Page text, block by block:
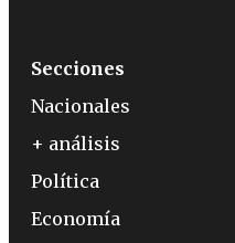
Secciones
Nacionales
+ análisis
Política
Economía